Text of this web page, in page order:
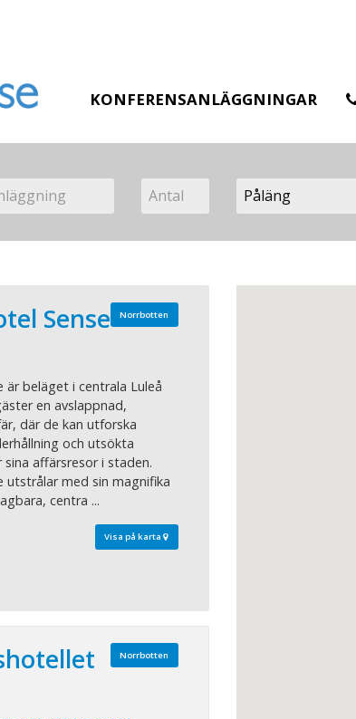
KONFERENSANLÄGGNINGAR
Norrbotten
Sense
är beläget i centrala Luleå
en avslappnad,
där de kan utforska
och utsökta
affärsresor i staden.
utstrålar med sin magnifika
centra ...
Visa på karta
Norrbotten